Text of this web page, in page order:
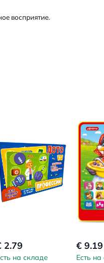
восприятие.
2.79
на складе
€ 9.19
Есть